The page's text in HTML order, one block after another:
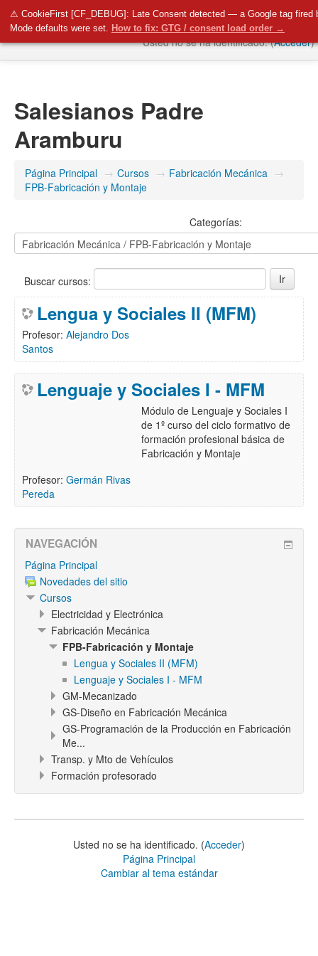
⚠ CookieFirst [CF_DEBUG]: Late Consent detected — a Google tag fired
Mode defaults were set. How to fix: GTG / consent load order →
SalesianosBurgos
Usted no se ha identificado. (Acceder)
Radio Buru
Redes Sociales
Español - Internacional ‎(es)‎
Salesianos Padre
Aramburu
Página Principal → Cursos → Fabricación Mecánica →
FPB-Fabricación y Montaje
Categorías:
Buscar cursos:
Lengua y Sociales II (MFM)
Profesor: Alejandro Dos
Santos
Lenguaje y Sociales I - MFM
Módulo de Lenguaje y Sociales I
de 1º curso del ciclo formativo de
formación profesional básica de
Fabricación y Montaje
Profesor: Germán Rivas
Pereda
NAVEGACIÓN
Página Principal
Novedades del sitio
Cursos
Electricidad y Electrónica
Fabricación Mecánica
FPB-Fabricación y Montaje
Lengua y Sociales II (MFM)
Lenguaje y Sociales I - MFM
GM-Mecanizado
GS-Diseño en Fabricación Mecánica
GS-Programación de la Producción en Fabricación
Me...
Transp. y Mto de Vehículos
Formación profesorado
Usted no se ha identificado. (Acceder)
Página Principal
Cambiar al tema estándar